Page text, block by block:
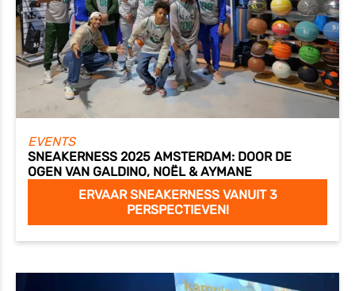
EVENTS
SNEAKERNESS 2025 AMSTERDAM: DOOR DE
OGEN VAN GALDINO, NOËL & AYMANE
ERVAAR SNEAKERNESS VANUIT 3
PERSPECTIEVEN!